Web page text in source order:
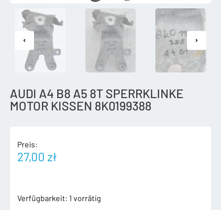
AUDI A4 B8 A5 8T SPERRKLINKE
MOTOR KISSEN 8K0199388
Preis:
27,00 zł
Verfügbarkeit: 1 vorrätig
AUDI